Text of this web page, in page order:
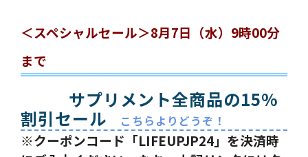
＜スペシャルセール＞8月7日（水）9時00分
まで
サプリメント全商品の15%
割引セール
こちらよりどうぞ！
※クーポンコード「LIFEUPJP24」を決済時